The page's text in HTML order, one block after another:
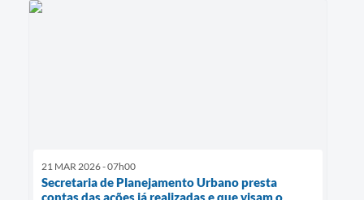
21 MAR 2026 - 07h00
Secretaria de Planejamento Urbano presta
contas das ações já realizadas e que visam o